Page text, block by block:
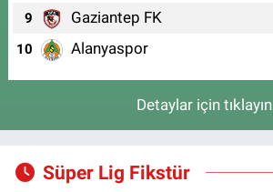
9 Gaziantep FK
10 Alanyaspor
Detaylar için tıklayın
Süper Lig Fikstür